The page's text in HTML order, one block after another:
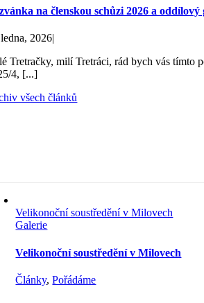
na členskou schůzi 2026 a oddílový
2026|
Tretračky, milí Tretráci, rád bych vás tímto
4, [...]
všech článků
Velikonoční soustředění v Milovech
Galerie
Velikonoční soustředění v Milovech
Články,Pořádáme